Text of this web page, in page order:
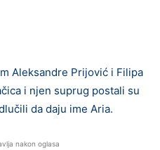
Aleksandre Prijović i Filipa
i njen suprug postali su
da daju ime Aria.
nakon oglasa